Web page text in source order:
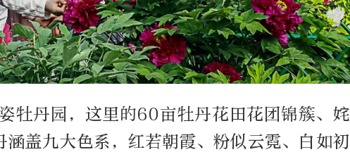
牡丹园，这里的60亩牡丹花田花团锦簇、姹
盖九大色系，红若朝霞、粉似云霓、白如初